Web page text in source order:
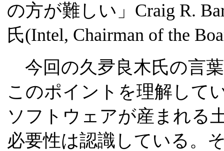
の方が難しい」Craig R.
氏(Intel, Chairman of the
今回の久夛良木氏の言
このポイントを理解して
ソフトウェアが産まれる
必要性は認識している。